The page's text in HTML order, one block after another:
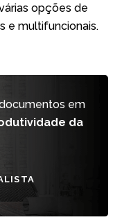
opções de
e multifuncionais.
em
da